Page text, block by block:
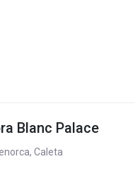
Blanc Palace
Caleta